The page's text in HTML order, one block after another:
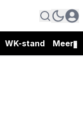
WK-stand Meer